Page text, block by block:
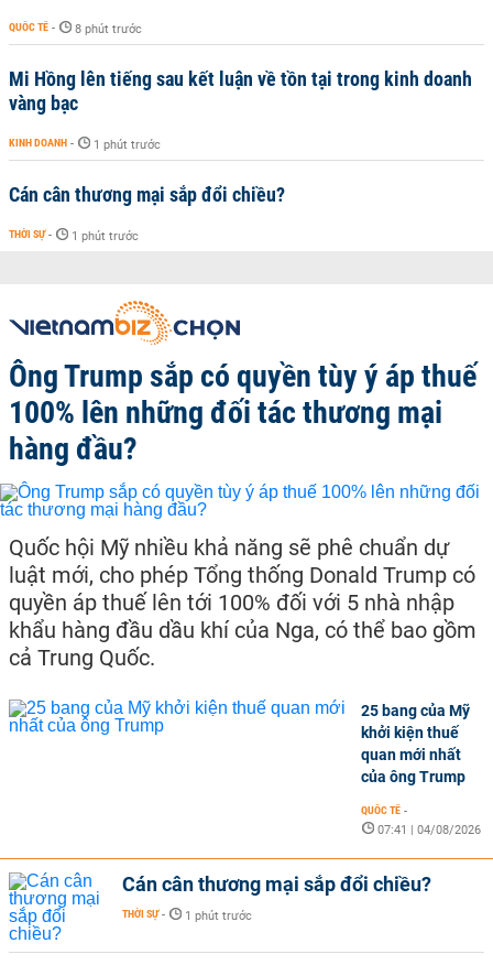
QUỐC TẾ - 8 phút trước
Mi Hồng lên tiếng sau kết luận về tồn tại trong kinh doanh
vàng bạc
KINH DOANH - 1 phút trước
Cán cân thương mại sắp đổi chiều?
THỜI SỰ - 1 phút trước
Ông Trump sắp có quyền tùy ý áp thuế
100% lên những đối tác thương mại
hàng đầu?
Quốc hội Mỹ nhiều khả năng sẽ phê chuẩn dự
luật mới, cho phép Tổng thống Donald Trump có
quyền áp thuế lên tới 100% đối với 5 nhà nhập
khẩu hàng đầu dầu khí của Nga, có thể bao gồm
cả Trung Quốc.
25 bang của Mỹ
khởi kiện thuế
quan mới nhất
của ông Trump
QUỐC TẾ -
07:41 | 04/08/2026
Cán cân thương mại sắp đổi chiều?
THỜI SỰ - 1 phút trước